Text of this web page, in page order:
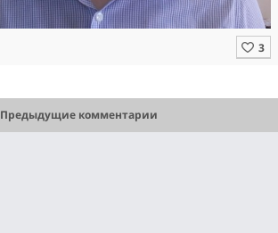
Предыдущие комментарии